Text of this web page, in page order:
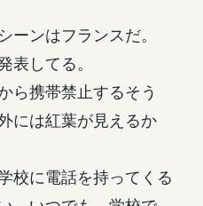
ーンはフランスだ。
表してる。
ら携帯禁止するそう
には紅葉が見えるか
校に電話を持ってくる